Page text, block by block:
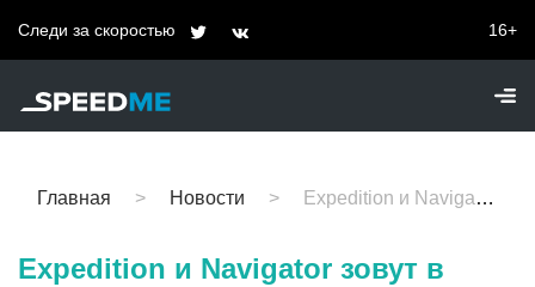
Следи за скоростью 16+
Главная Новости Expedition и Navigator зовут в сервис: проблема скрыта в передних ремнях
Expedition и Navigator зовут в